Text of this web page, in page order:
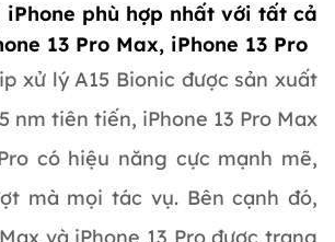
phù hợp nhất với tất cả
13 Pro Max, iPhone 13 Pro
xử lý A15 Bionic được sản xuất
nm tiên tiến, iPhone 13 Pro Max
có hiệu năng cực mạnh mẽ,
mà mọi tác vụ. Bên cạnh đó,